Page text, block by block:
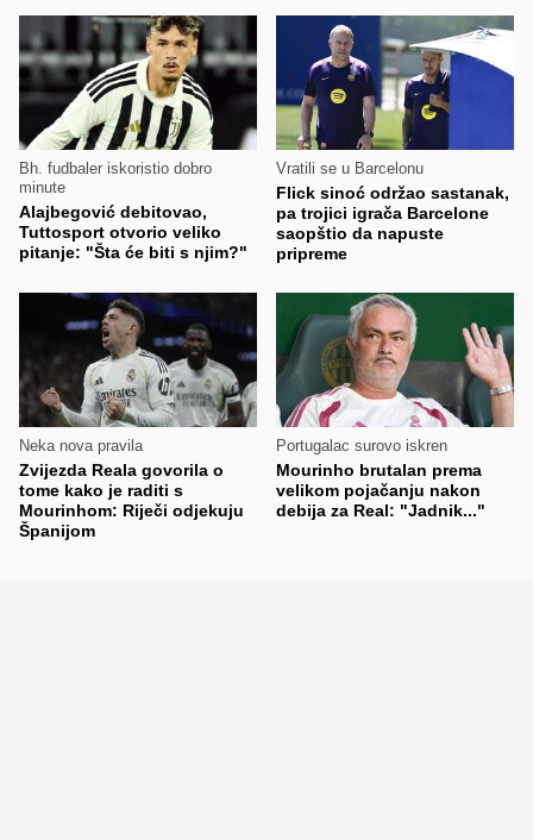
Bh. fudbaler iskoristio dobro
minute
Alajbegović debitovao,
Tuttosport otvorio veliko
pitanje: "Šta će biti s njim?"
Vratili se u Barcelonu
Flick sinoć održao sastanak,
pa trojici igrača Barcelone
saopštio da napuste
pripreme
Neka nova pravila
Zvijezda Reala govorila o
tome kako je raditi s
Mourinhom: Riječi odjekuju
Španijom
Portugalac surovo iskren
Mourinho brutalan prema
velikom pojačanju nakon
debija za Real: "Jadnik..."